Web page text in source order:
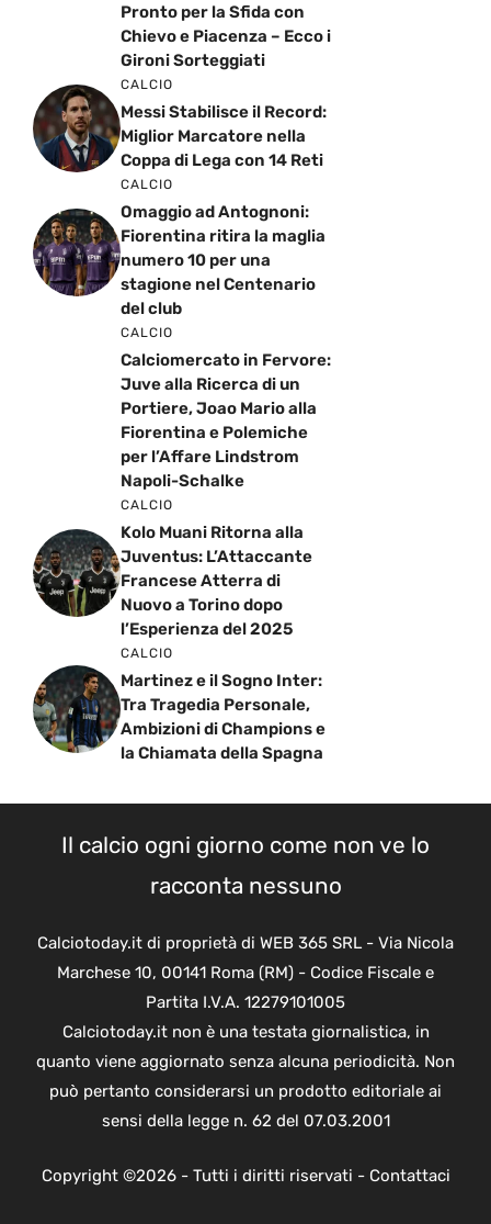
Pronto per la Sfida con
Chievo e Piacenza – Ecco i
Gironi Sorteggiati
CALCIO
Messi Stabilisce il Record:
Miglior Marcatore nella
Coppa di Lega con 14 Reti
CALCIO
Omaggio ad Antognoni:
Fiorentina ritira la maglia
numero 10 per una
stagione nel Centenario
del club
CALCIO
Calciomercato in Fervore:
Juve alla Ricerca di un
Portiere, Joao Mario alla
Fiorentina e Polemiche
per l’Affare Lindstrom
Napoli-Schalke
CALCIO
Kolo Muani Ritorna alla
Juventus: L’Attaccante
Francese Atterra di
Nuovo a Torino dopo
l’Esperienza del 2025
CALCIO
Martinez e il Sogno Inter:
Tra Tragedia Personale,
Ambizioni di Champions e
la Chiamata della Spagna
Il calcio ogni giorno come non ve lo
racconta nessuno
Calciotoday.it di proprietà di WEB 365 SRL - Via Nicola
Marchese 10, 00141 Roma (RM) - Codice Fiscale e
Partita I.V.A. 12279101005
Calciotoday.it non è una testata giornalistica, in
quanto viene aggiornato senza alcuna periodicità. Non
può pertanto considerarsi un prodotto editoriale ai
sensi della legge n. 62 del 07.03.2001
Copyright ©2026 - Tutti i diritti riservati - Contattaci